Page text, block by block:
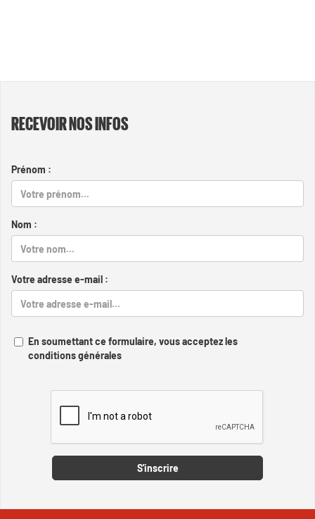
RECEVOIR NOS INFOS
Prénom :
Nom :
Votre adresse e-mail :
En soumettant ce formulaire, vous acceptez les
conditions générales
S'inscrire